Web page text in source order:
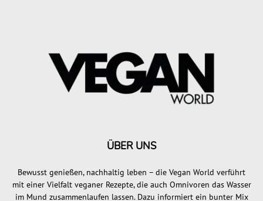
ÜBER UNS
Bewusst genießen, nachhaltig leben – die Vegan World verführt
mit einer Vielfalt veganer Rezepte, die auch Omnivoren das Wasser
im Mund zusammenlaufen lassen. Dazu informiert ein bunter Mix